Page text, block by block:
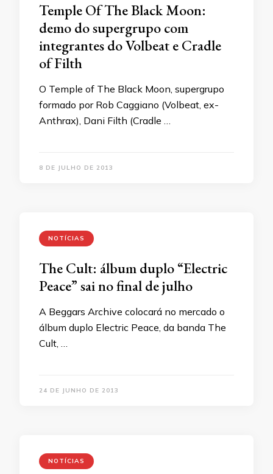
Temple Of The Black Moon:
demo do supergrupo com
integrantes do Volbeat e Cradle
of Filth
O Temple of The Black Moon, supergrupo
formado por Rob Caggiano (Volbeat, ex-
Anthrax), Dani Filth (Cradle …
8 DE JULHO DE 2013
NOTÍCIAS
The Cult: álbum duplo “Electric
Peace” sai no final de julho
A Beggars Archive colocará no mercado o
álbum duplo Electric Peace, da banda The
Cult, …
24 DE JUNHO DE 2013
NOTÍCIAS